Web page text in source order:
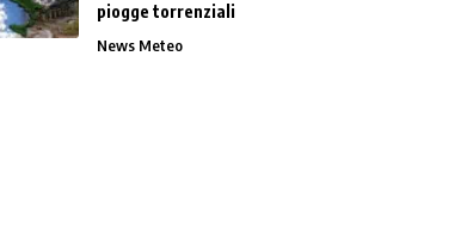
piogge torrenziali
News Meteo